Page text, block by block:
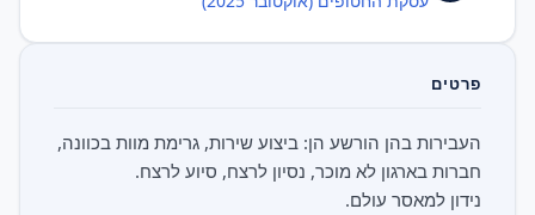
פרטים
העבירות בהן הורשע הן: ביצוע שירות, גרימת מוות בכוונה,